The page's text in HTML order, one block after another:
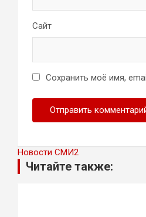
Сайт
Сохранить моё имя,
Новости СМИ2
Читайте также: